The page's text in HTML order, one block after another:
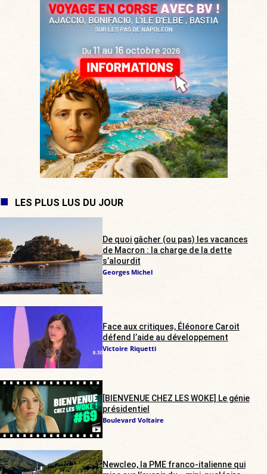
LES PLUS LUS DU JOUR
De quoi gâcher (ou pas) les vacances
de Macron : la charge de la dette
s’alourdit
Georges Michel
Face aux critiques, Éléonore Caroit
défend l’aide au développement
Victoire Riquetti
[BIENVENUE CHEZ LES WOKE] Le génie
présidentiel
Boulevard Voltaire
Newcleo, la PME franco-italienne qui